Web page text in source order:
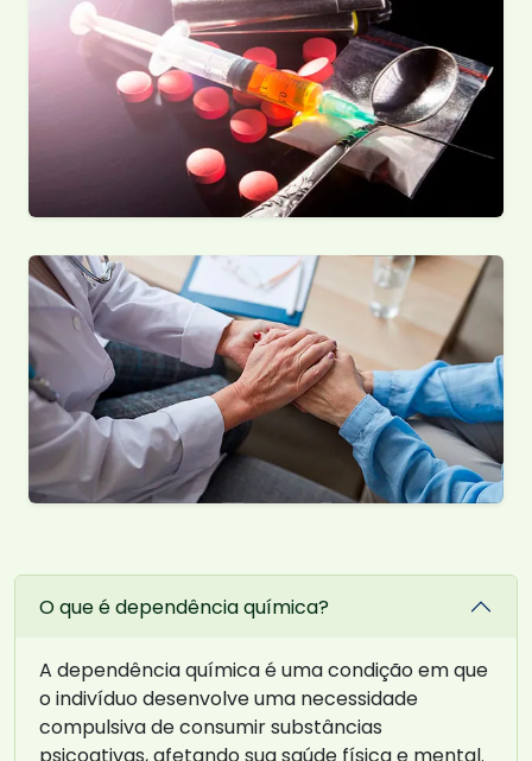
O que é dependência química?
A dependência química é uma condição em que
o indivíduo desenvolve uma necessidade
compulsiva de consumir substâncias